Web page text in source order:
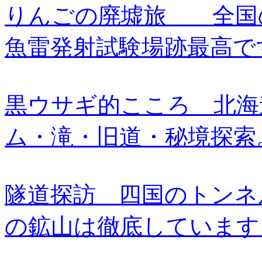
りんごの廃墟旅 全国
魚雷発射試験場跡最高
黒ウサギ的こころ 北海
ム・滝・旧道・秘境探
隧道探訪 四国のトンネ
の鉱山は徹底していま